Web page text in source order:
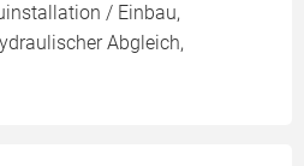
/ Einbau,
Abgleich,